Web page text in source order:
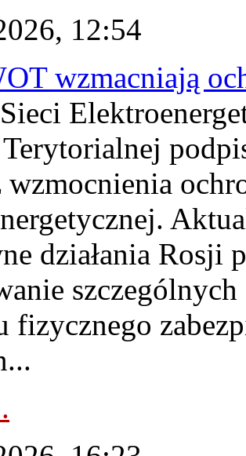
12:54
wzmacniają
wzmocnienia
działania Rosji
fizycznego